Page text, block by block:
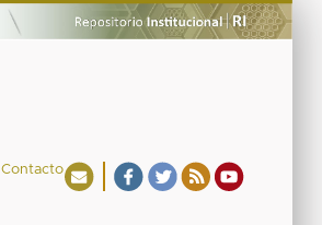
Contacto